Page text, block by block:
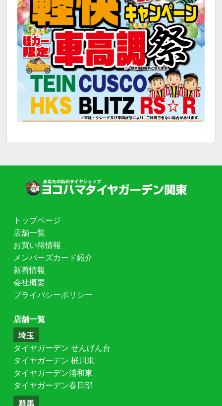
トップページ
店舗一覧
お買い得情報
メンバーズカード紹介
新着情報
会社概要
プライバシーポリシー
店舗一覧
埼玉
タイヤガーデン せんげん台
タイヤガーデン 桶川東
タイヤガーデン浦和東
タイヤガーデン春日部
群馬